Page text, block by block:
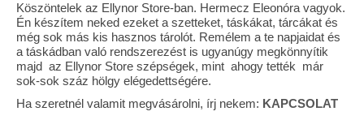
Köszöntelek az Ellynor Store-ban. Hermecz Eleonóra vagyok.
Én készítem neked ezeket a szetteket, táskákat, tárcákat és
még sok más kis hasznos tárolót. Remélem a te napjaidat és
a táskádban való rendszerezést is ugyanúgy megkönnyítik
majd az Ellynor Store szépségek, mint ahogy tették már
sok-sok száz hölgy elégedettségére.
Ha szeretnél valamit megvásárolni, írj nekem: KAPCSOLAT